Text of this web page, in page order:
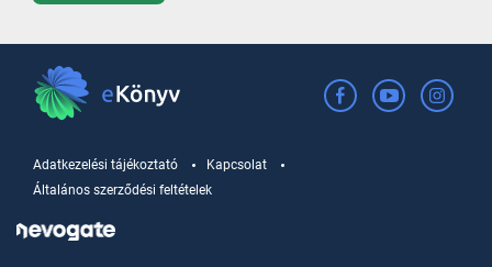
Adatkezelési tájékoztató
Kapcsolat
Általános szerződési feltételek